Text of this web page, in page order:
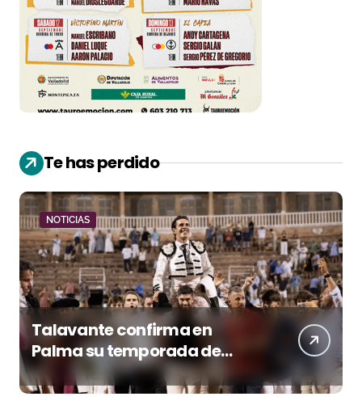
Te has perdido
NOTICIAS
Talavante confirma en
Palma su temporada de
figura y el palco niega el
premio a Roca Rey